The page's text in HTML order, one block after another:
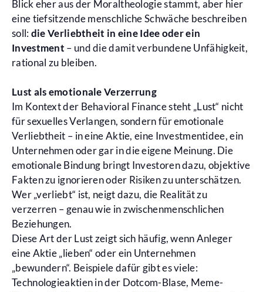
Blick eher aus der Moraltheologie stammt, aber hier
eine tiefsitzende menschliche Schwäche beschreiben
soll:die Verliebtheit in eine Idee oder ein
Investment – und die damit verbundene Unfähigkeit,
rational zu bleiben.
Lust als emotionale Verzerrung
Im Kontext der Behavioral Finance steht „Lust“ nicht
für sexuelles Verlangen, sondern für emotionale
Verliebtheit – in eine Aktie, eine Investmentidee, ein
Unternehmen oder gar in die eigene Meinung. Die
emotionale Bindung bringt Investoren dazu, objektive
Fakten zu ignorieren oder Risiken zu unterschätzen.
Wer „verliebt“ ist, neigt dazu, die Realität zu
verzerren – genau wie in zwischenmenschlichen
Beziehungen.
Diese Art der Lust zeigt sich häufig, wenn Anleger
eine Aktie „lieben“ oder ein Unternehmen
„bewundern“. Beispiele dafür gibt es viele:
Technologieaktien in der Dotcom-Blase, Meme-